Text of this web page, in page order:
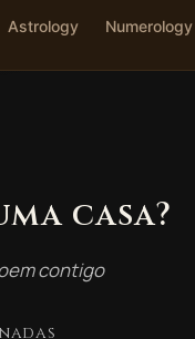
Astrology Numerology
casa?
contigo